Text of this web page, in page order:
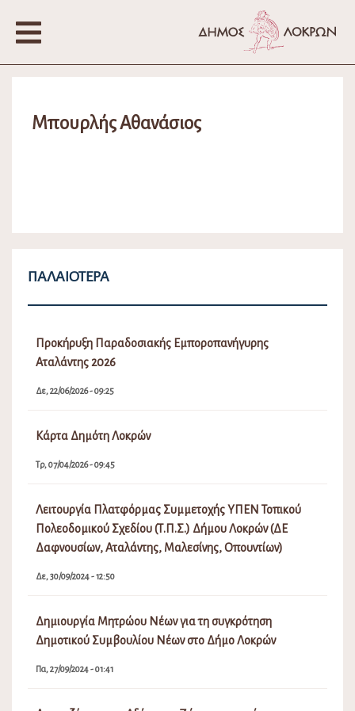
Μπουρλής Αθανάσιος
ΠΑΛΑΙΌΤΕΡΑ
Προκήρυξη Παραδοσιακής Εμποροπανήγυρης
Αταλάντης 2026
Δε, 22/06/2026 - 09:25
Κάρτα Δημότη Λοκρών
Τρ, 07/04/2026 - 09:45
Λειτουργία Πλατφόρμας Συμμετοχής ΥΠΕΝ Τοπικού
Πολεοδομικού Σχεδίου (Τ.Π.Σ.) Δήμου Λοκρών (ΔΕ
Δαφνουσίων, Αταλάντης, Μαλεσίνης, Οπουντίων)
Δε, 30/09/2024 - 12:50
Δημιουργία Μητρώου Νέων για τη συγκρότηση
Δημοτικού Συμβουλίου Νέων στο Δήμο Λοκρών
Πα, 27/09/2024 - 01:41